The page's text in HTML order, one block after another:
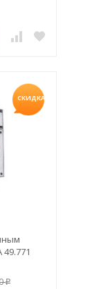
СКИДКА!
₽